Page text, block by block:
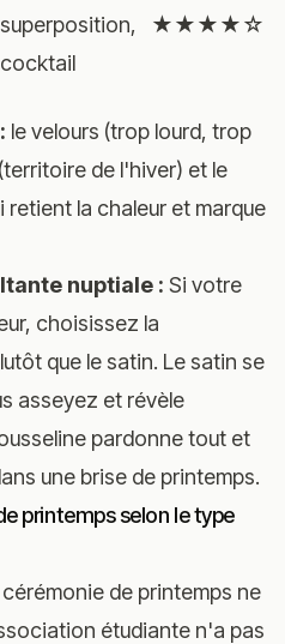
superposition,
cocktail
★★★★☆
le velours (trop lourd, trop
de l'hiver) et le
retient la chaleur et marque
nuptiale : Si votre
choisissez la
que le satin. Le satin se
asseyez et révèle
pardonne tout et
une brise de printemps.
printemps selon le type
de printemps ne
étudiante n'a pas